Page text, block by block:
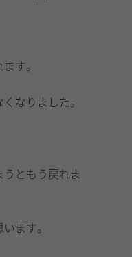
す。
なりました。
ともう戻れま
ます。